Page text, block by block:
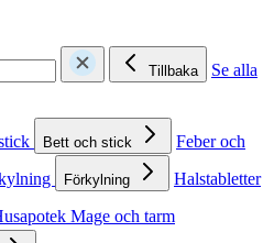
Tillbaka
Se alla
Bett och stick
Feber och
Förkylning
Halstabletter
Mage och tarm